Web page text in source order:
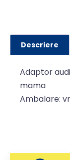
Descriere
Adaptor
mama
Ambalare: